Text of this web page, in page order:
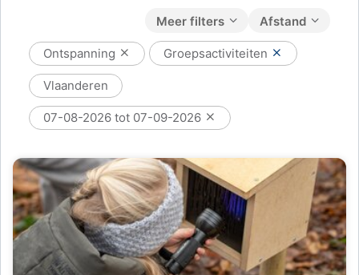
Afstand
Meer filters
Ontspanning Groepsactiviteiten
Vlaanderen
07-08-2026 tot 07-09-2026